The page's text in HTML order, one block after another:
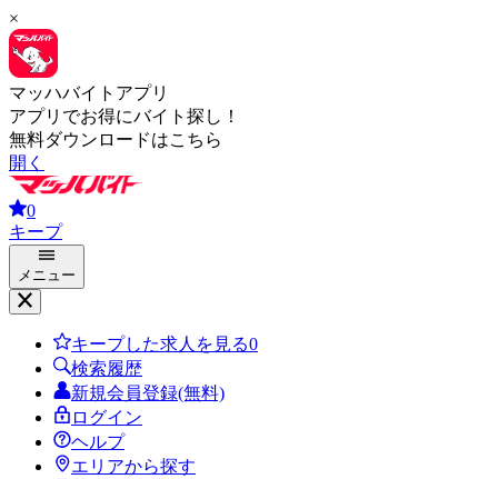
×
マッハバイトアプリ
アプリでお得にバイト探し！
無料ダウンロードはこちら
開く
0
キープ
メニュー
キープした求人を見る0
検索履歴
新規会員登録(無料)
ログイン
ヘルプ
エリアから探す